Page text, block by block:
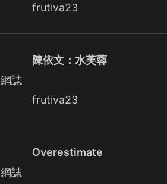
frutiva23
網誌
陳依文：水芙蓉
frutiva23
網誌
Overestimate